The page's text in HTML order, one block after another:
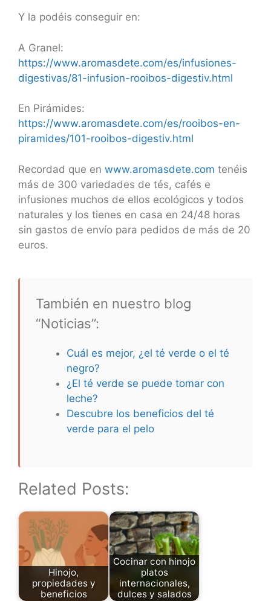
Y la podéis conseguir en:
A Granel:
https://www.aromasdete.com/es/infusiones-
digestivas/81-infusion-rooibos-digestiv.html
En Pirámides:
https://www.aromasdete.com/es/rooibos-en-
piramides/101-rooibos-digestiv.html
Recordad que en www.aromasdete.com tenéis
más de 300 variedades de tés, cafés e
infusiones muchos de ellos ecológicos y todos
naturales y los tienes en casa en 24/48 horas
sin gastos de envío para pedidos de más de 20
euros.
También en nuestro blog
“Noticias”:
Cuál es mejor, ¿el té verde o el té
negro?
¿El té verde se puede tomar con
leche?
Descubre los beneficios del té
verde para el pelo
Related Posts:
Hinojo,
propiedades y
beneficios
Cocinar con hinojo
platos
internacionales,
dulces y salados